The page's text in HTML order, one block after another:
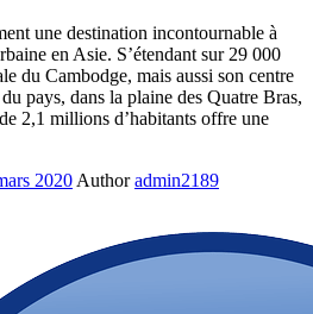
une destination incontournable à
en Asie. S’étendant sur 29 000
du Cambodge, mais aussi son centre
pays, dans la plaine des Quatre Bras,
2,1 millions d’habitants offre une
2020 Author admin2189